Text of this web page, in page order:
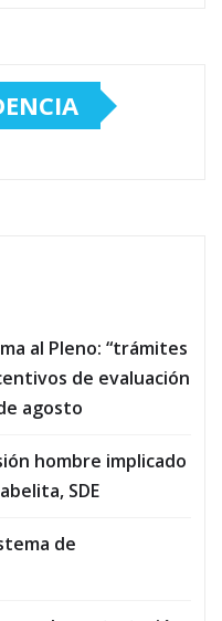
al Pleno: “trámites
de evaluación
agosto
hombre implicado
SDE
de